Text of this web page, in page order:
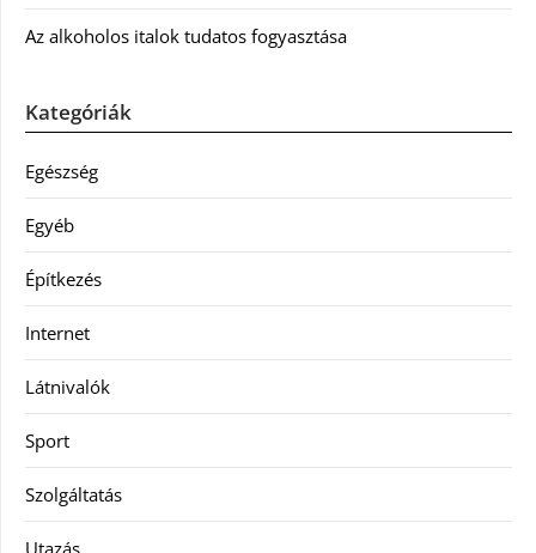
Az alkoholos italok tudatos fogyasztása
Kategóriák
Egészség
Egyéb
Építkezés
Internet
Látnivalók
Sport
Szolgáltatás
Utazás